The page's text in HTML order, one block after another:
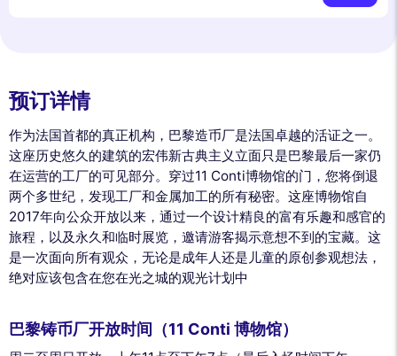
预订详情
作为法国首都的真正机构，巴黎造币厂是法国卓越的活证之一。
这座历史悠久的建筑的宏伟新古典主义立面只是巴黎最后一家仍
在运营的工厂的可见部分。穿过11 Conti博物馆的门，您将倒退
两个多世纪，发现工厂和金属加工的所有秘密。这座博物馆自
2017年向公众开放以来，通过一个设计精良的富有乐趣和感官的
旅程，以及永久和临时展览，邀请游客揭示意想不到的宝藏。这
是一次面向所有观众，无论是成年人还是儿童的原创参观想法，
绝对应该包含在您在光之城的观光计划中
巴黎铸币厂开放时间（11 Conti 博物馆）